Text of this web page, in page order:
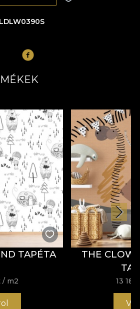
TAPÉTA
/ m2
THE
13 185